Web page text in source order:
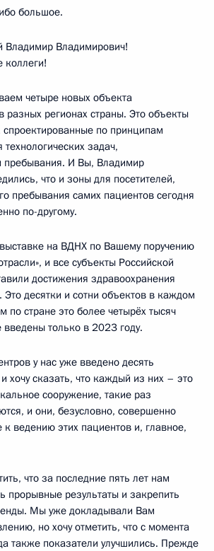
большое.
Владимир Владимирович!
коллеги!
четыре новых объекта
разных регионах страны. Это объекты
спроектированные по принципам
задач,
пребывания. И Вы, Владимир
что и зоны для посетителей,
пребывания самих пациентов сегодня
по-другому.
на ВДНХ по Вашему поручению
и все субъекты Российской
достижения здравоохранения
десятки и сотни объектов в каждом
по стране это более четырёх тысяч
только в 2023 году.
у нас уже введено десять
хочу сказать, что каждый из них – это
сооружение, такие раз
и они, безусловно, совершенно
ведению этих пациентов и, главное,
что за последние пять лет нам
прорывные результаты и закрепить
Мы уже докладывали Вам
но хочу отметить, что с момента
также показатели улучшились. Прежде